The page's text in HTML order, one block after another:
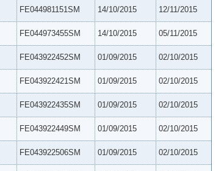
FE044981151SM 14/10/2015 12/11/2015
FE044973455SM 14/10/2015 05/11/2015
FE043922452SM 01/09/2015 02/10/2015
FE043922421SM 01/09/2015 02/10/2015
FE043922435SM 01/09/2015 02/10/2015
FE043922449SM 01/09/2015 02/10/2015
FE043922506SM 01/09/2015 02/10/2015